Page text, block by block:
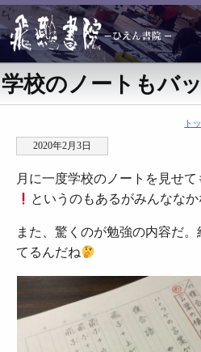
学校のノートもバ
ト
2020年2月3日
月に一度学校のノートを見せ
というのもあるがみんななか
また、驚くのが勉強の内容だ
てるんだね